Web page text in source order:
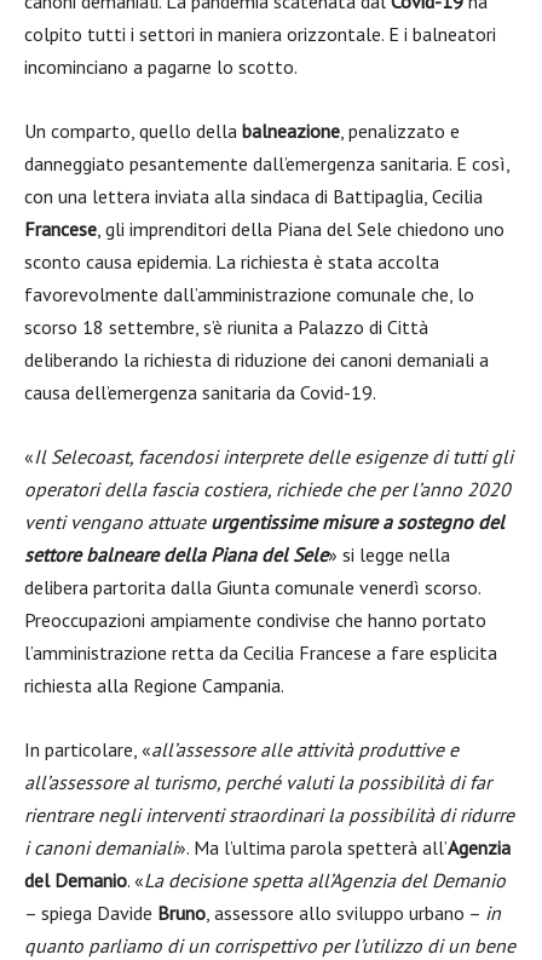
colpito tutti i settori in maniera orizzontale. E i balneatori
incominciano a pagarne lo scotto.
Un comparto, quello della balneazione, penalizzato e
danneggiato pesantemente dall’emergenza sanitaria. E così,
con una lettera inviata alla sindaca di Battipaglia, Cecilia
Francese, gli imprenditori della Piana del Sele chiedono uno
sconto causa epidemia. La richiesta è stata accolta
favorevolmente dall’amministrazione comunale che, lo
scorso 18 settembre, s’è riunita a Palazzo di Città
deliberando la richiesta di riduzione dei canoni demaniali a
causa dell’emergenza sanitaria da Covid-19.
«Il Selecoast, facendosi interprete delle esigenze di tutti gli
operatori della fascia costiera, richiede che per l’anno 2020
venti vengano attuate urgentissime misure a sostegno del
settore balneare della Piana del Sele» si legge nella
delibera partorita dalla Giunta comunale venerdì scorso.
Preoccupazioni ampiamente condivise che hanno portato
l’amministrazione retta da Cecilia Francese a fare esplicita
richiesta alla Regione Campania.
In particolare, «all’assessore alle attività produttive e
all’assessore al turismo, perché valuti la possibilità di far
rientrare negli interventi straordinari la possibilità di ridurre
i canoni demaniali». Ma l’ultima parola spetterà all’Agenzia
del Demanio. «La decisione spetta all’Agenzia del Demanio
– spiega Davide Bruno, assessore allo sviluppo urbano – in
quanto parliamo di un corrispettivo per l’utilizzo di un bene